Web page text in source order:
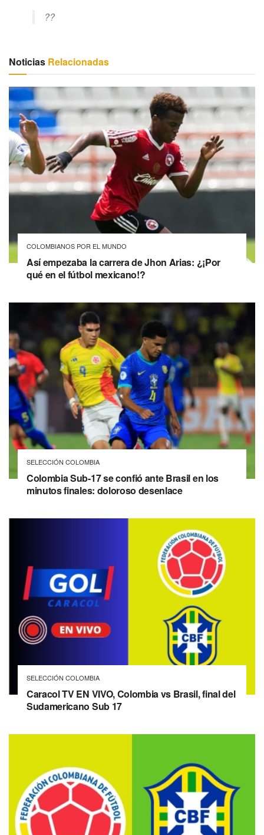
??
Noticias Relacionadas
COLOMBIANOS POR EL MUNDO
Así empezaba la carrera de Jhon Arias: ¿¡Por
qué en el fútbol mexicano!?
SELECCIÓN COLOMBIA
Colombia Sub-17 se confió ante Brasil en los
minutos finales: doloroso desenlace
SELECCIÓN COLOMBIA
Caracol TV EN VIVO, Colombia vs Brasil, final del
Sudamericano Sub 17